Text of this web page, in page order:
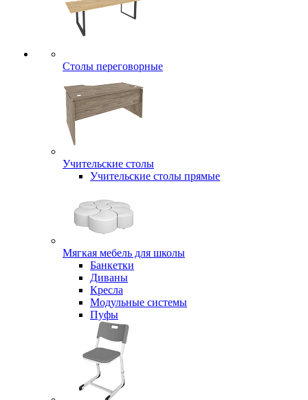
Столы переговорные
Учительские столы
Учительские столы прямые
Мягкая мебель для школы
Банкетки
Диваны
Кресла
Модульные системы
Пуфы